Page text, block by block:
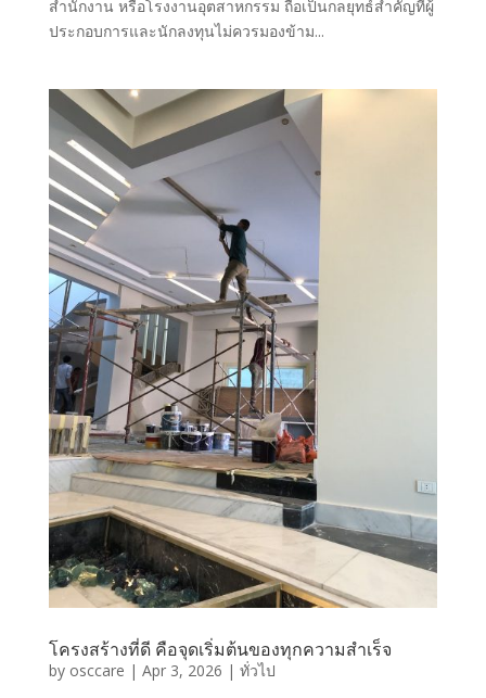
สำนักงาน หรือโรงงานอุตสาหกรรม ถือเป็นกลยุทธ์สำคัญที่ผู้
ประกอบการและนักลงทุนไม่ควรมองข้าม...
โครงสร้างที่ดี คือจุดเริ่มต้นของทุกความสำเร็จ
by osccare | Apr 3, 2026 | ทั่วไป